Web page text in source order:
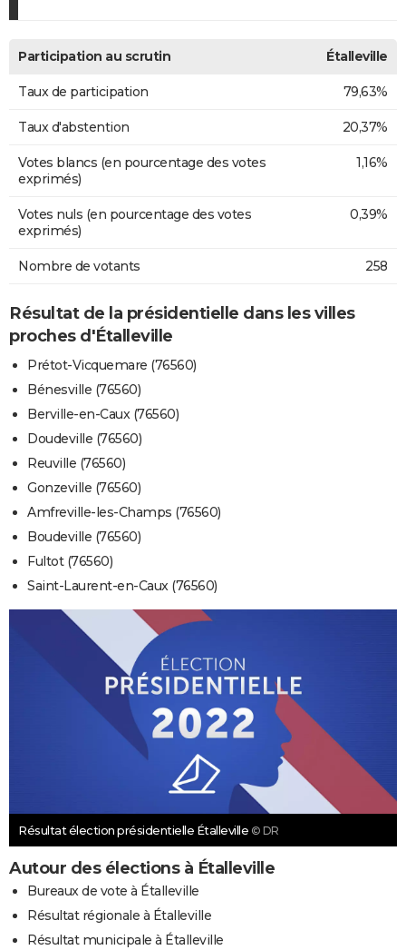
Participation au scrutin Étalleville
Taux de participation 79,63%
Taux d'abstention 20,37%
Votes blancs (en pourcentage des votes
exprimés)
1,16%
Votes nuls (en pourcentage des votes
exprimés)
0,39%
Nombre de votants 258
Résultat de la présidentielle dans les villes
proches d'Étalleville
Prétot-Vicquemare (76560)
Bénesville (76560)
Berville-en-Caux (76560)
Doudeville (76560)
Reuville (76560)
Gonzeville (76560)
Amfreville-les-Champs (76560)
Boudeville (76560)
Fultot (76560)
Saint-Laurent-en-Caux (76560)
Résultat élection présidentielle Étalleville © DR
Autour des élections à Étalleville
Bureaux de vote à Étalleville
Résultat régionale à Étalleville
Résultat municipale à Étalleville